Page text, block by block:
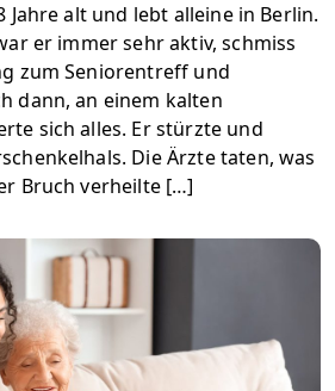
alt und lebt alleine in Berlin.
er immer sehr aktiv, schmiss
zum Seniorentreff und
dann, an einem kalten
sich alles. Er stürzte und
Die Ärzte taten, was
Bruch verheilte […]